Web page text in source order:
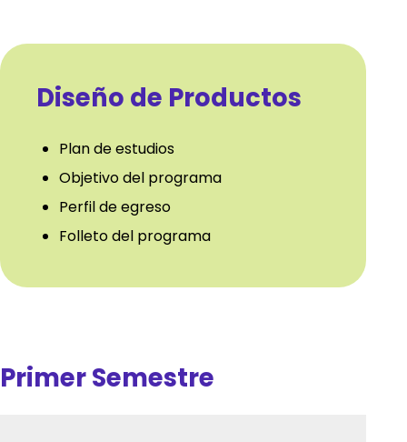
Diseño de Productos
Plan de estudios
Objetivo del programa
Perfil de egreso
Folleto del programa
Primer Semestre